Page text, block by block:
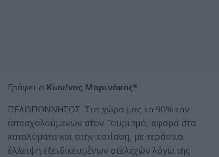
Γράφει ο Κων/νος Μαρινάκος*
ΠΕΛΟΠΟΝΝΗΣΟΣ. Στη χώρα μας το 90% τον
απασχολούμενων στον Τουρισμό, αφορά στα
καταλύματα και στην εστίαση, με τεράστια
έλλειψη εξειδικευμένων στελεχών λόγω της